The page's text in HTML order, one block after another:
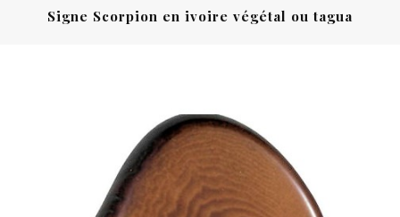
Signe Scorpion en ivoire végétal ou tagua